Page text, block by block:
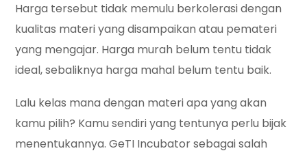
Harga tersebut tidak memulu berkolerasi dengan
kualitas materi yang disampaikan atau pemateri
yang mengajar. Harga murah belum tentu tidak
ideal, sebaliknya harga mahal belum tentu baik.
Lalu kelas mana dengan materi apa yang akan
kamu pilih? Kamu sendiri yang tentunya perlu bijak
menentukannya. GeTI Incubator sebagai salah